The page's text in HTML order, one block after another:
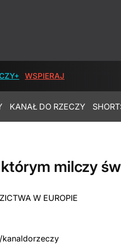
WSPIERAJ
KANAŁ DO RZECZY
milczy
W EUROPIE
kanaldorzeczy